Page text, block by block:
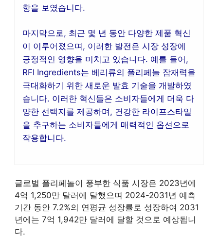
향을 보였습니다.
마지막으로, 최근 몇 년 동안 다양한 제품 혁신
이 이루어졌으며, 이러한 발전은 시장 성장에
긍정적인 영향을 미치고 있습니다. 예를 들어,
RFI Ingredients는 베리류의 폴리페놀 잠재력을
극대화하기 위한 새로운 발효 기술을 개발하였
습니다. 이러한 혁신들은 소비자들에게 더욱 다
양한 선택지를 제공하며, 건강한 라이프스타일
을 추구하는 소비자들에게 매력적인 옵션으로
작용합니다.
글로벌 폴리페놀이 풍부한 식품 시장은 2023년에
4억 1,250만 달러에 달했으며 2024-2031년 예측
기간 동안 7.2%의 연평균 성장률로 성장하여 2031
년에는 7억 1,942만 달러에 달할 것으로 예상됩니
다.